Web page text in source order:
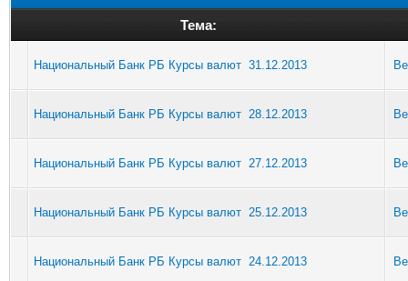
Тема:
Национальный Банк РБ Курсы валют 31.12.2013
Национальный Банк РБ Курсы валют 28.12.2013
Национальный Банк РБ Курсы валют 27.12.2013
Национальный Банк РБ Курсы валют 25.12.2013
Национальный Банк РБ Курсы валют 24.12.2013